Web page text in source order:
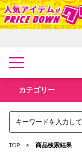
カテゴリー
TOP 商品検索結果